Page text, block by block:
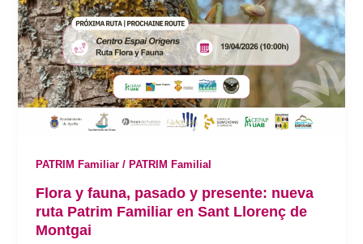
PATRIM Familiar / PATRIM Familial
Flora y fauna, pasado y presente: nueva
ruta Patrim Familiar en Sant Llorenç de
Montgai